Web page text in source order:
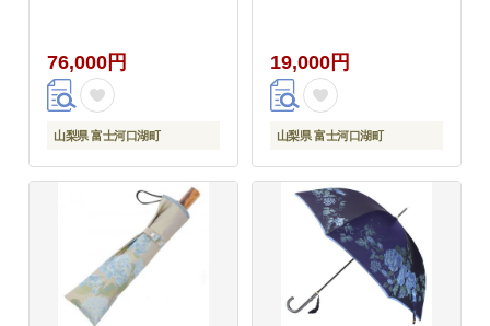
76,000円
山梨県 富士河口湖町
19,000円
山梨県 富士河口湖町